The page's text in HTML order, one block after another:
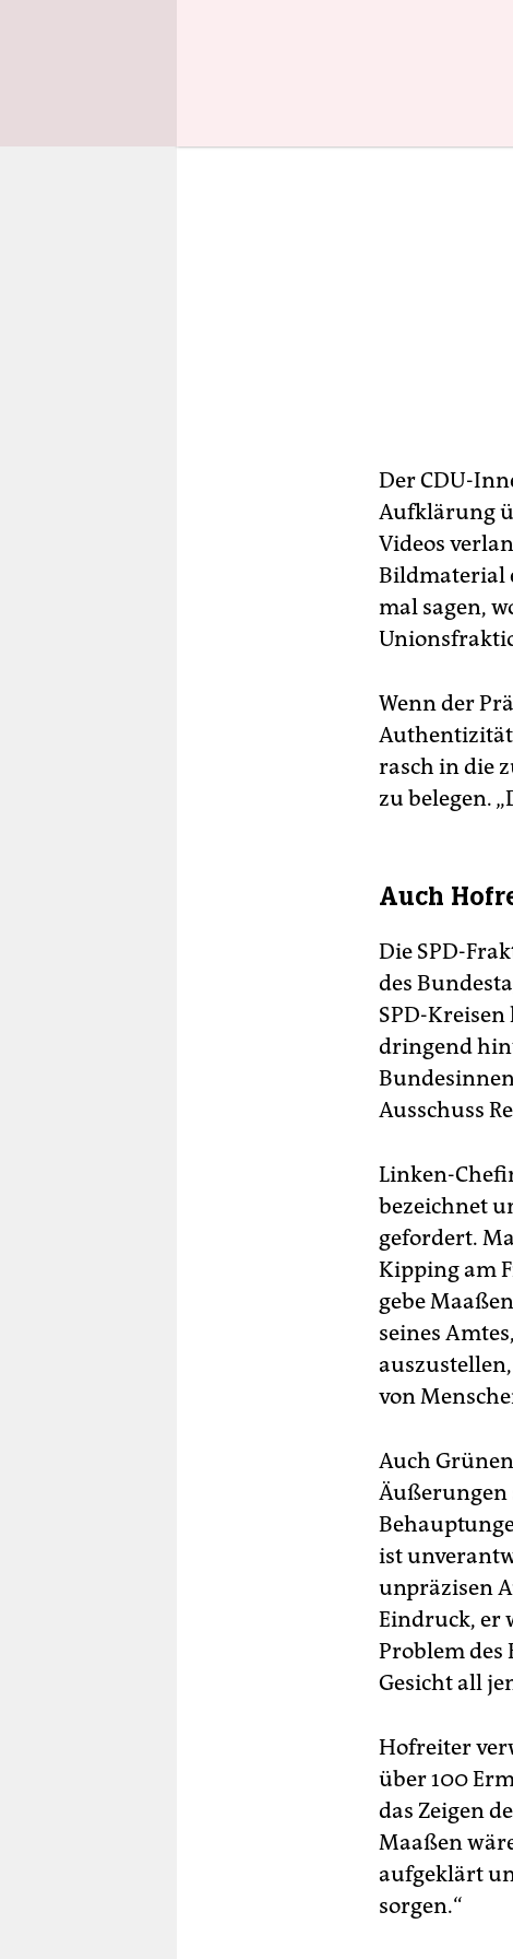
Der CDU-
Aufklärung
Videos
Bildmaterial
mal sagen,
Wenn der
Authentizität
rasch in die
zu belegen.
Auch
Die SPD-
des
SPD-
dringend
Ausschuss
Linken-
bezeichnet
gefordert.
Kipping am
gebe
seines
von
Auch
Äußerungen
ist
unpräzisen
Eindruck, er
Problem des
Gesicht all
Hofreiter
über 100
das Zeigen
Maaßen
aufgeklärt
sorgen.“